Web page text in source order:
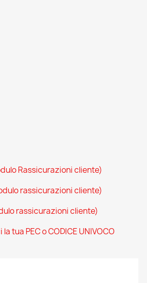
Rassicurazioni cliente)
rassicurazioni cliente)
rassicurazioni cliente)
PEC o CODICE UNIVOCO